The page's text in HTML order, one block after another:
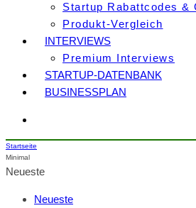
Startup Rabattcodes &
Produkt-Vergleich
INTERVIEWS
Premium Interviews
STARTUP-DATENBANK
BUSINESSPLAN
Startseite
Minimal
Neueste
Neueste